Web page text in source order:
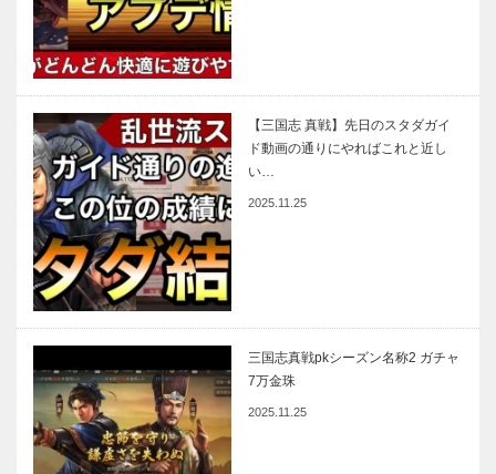
【三国志 真戦】先日のスタダガイ
ド動画の通りにやればこれと近し
い…
2025.11.25
三国志真戦pkシーズン名称2 ガチャ
7万金珠
2025.11.25